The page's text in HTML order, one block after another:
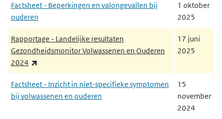
Factsheet - Beperkingen en valongevallen bij
ouderen
1 oktober
2025
Rapportage - Landelijke resultaten
Gezondheidsmonitor Volwassenen en Ouderen
2024
17 juni
2025
Factsheet - Inzicht in niet-specifieke symptomen
bij volwassenen en ouderen
15
november
2024